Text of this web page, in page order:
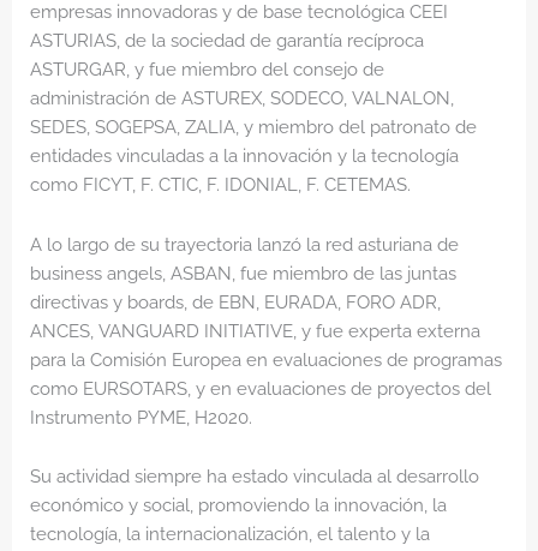
empresas innovadoras y de base tecnológica CEEI
ASTURIAS, de la sociedad de garantía recíproca
ASTURGAR, y fue miembro del consejo de
administración de ASTUREX, SODECO, VALNALON,
SEDES, SOGEPSA, ZALIA, y miembro del patronato de
entidades vinculadas a la innovación y la tecnología
como FICYT, F. CTIC, F. IDONIAL, F. CETEMAS.
A lo largo de su trayectoria lanzó la red asturiana de
business angels, ASBAN, fue miembro de las juntas
directivas y boards, de EBN, EURADA, FORO ADR,
ANCES, VANGUARD INITIATIVE, y fue experta externa
para la Comisión Europea en evaluaciones de programas
como EURSOTARS, y en evaluaciones de proyectos del
Instrumento PYME, H2020.
Su actividad siempre ha estado vinculada al desarrollo
económico y social, promoviendo la innovación, la
tecnología, la internacionalización, el talento y la